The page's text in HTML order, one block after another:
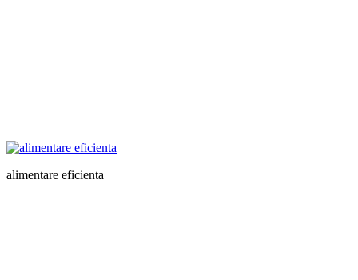
alimentare eficienta